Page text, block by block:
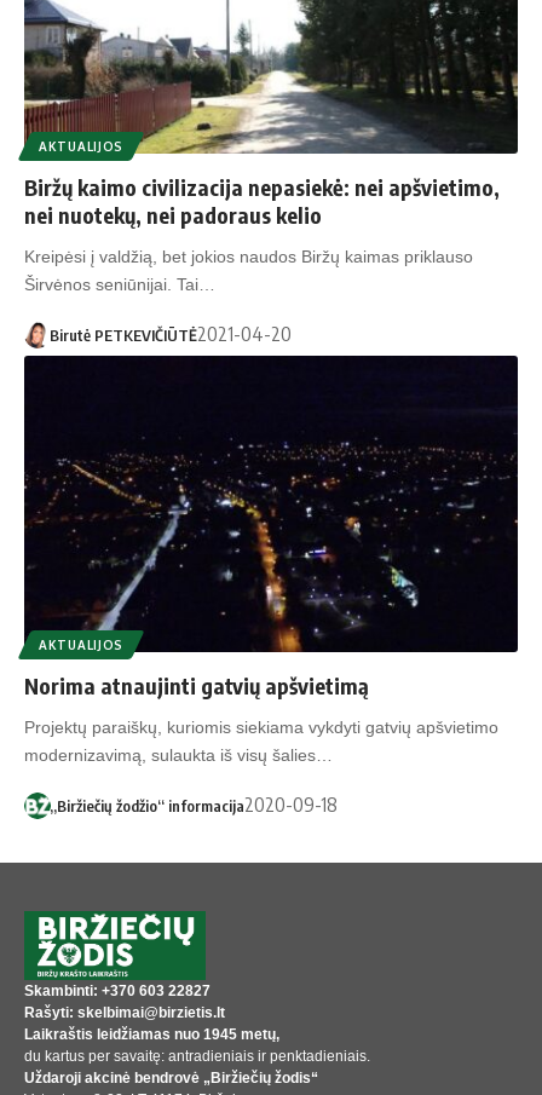
AKTUALIJOS
Biržų kaimo civilizacija nepasiekė: nei apšvietimo,
nei nuotekų, nei padoraus kelio
Kreipėsi į valdžią, bet jokios naudos Biržų kaimas priklauso
Širvėnos seniūnijai. Tai…
Birutė PETKEVIČIŪTĖ2021-04-20
AKTUALIJOS
Norima atnaujinti gatvių apšvietimą
Projektų paraiškų, kuriomis siekiama vykdyti gatvių apšvietimo
modernizavimą, sulaukta iš visų šalies…
„Biržiečių žodžio“ informacija2020-09-18
Skambinti: +370 603 22827
Rašyti: skelbimai@birzietis.lt
Laikraštis leidžiamas nuo 1945 metų,
du kartus per savaitę: antradieniais ir penktadieniais.
Uždaroji akcinė bendrovė „Biržiečių žodis“